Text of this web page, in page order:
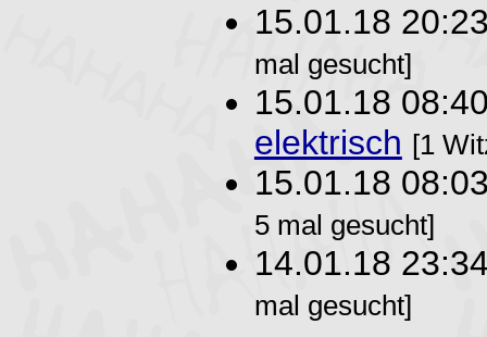
15.01.18
mal gesucht]
15.01.18
elektrisch [1
15.01.18
5 mal gesucht]
14.01.18
mal gesucht]